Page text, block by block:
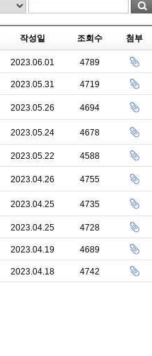
작성일 조회수 첨부
2023.06.01 4789
2023.05.31 4719
2023.05.26 4694
2023.05.24 4678
2023.05.22 4588
2023.04.26 4755
2023.04.25 4735
2023.04.25 4728
2023.04.19 4689
2023.04.18 4742